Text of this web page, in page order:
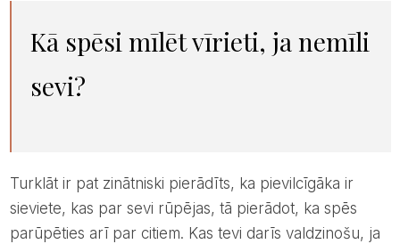
Kā spēsi mīlēt vīrieti, ja nemīli
sevi?
Turklāt ir pat zinātniski pierādīts, ka pievilcīgāka ir
sieviete, kas par sevi rūpējas, tā pierādot, ka spēs
parūpēties arī par citiem. Kas tevi darīs valdzinošu, ja